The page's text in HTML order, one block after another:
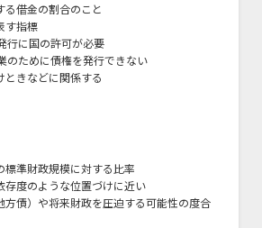
る借金の割合のこと
す指標
行に国の許可が必要
のために債権を発行できない
ときなどに関係する
標準財政規模に対する比率
存度のような位置づけに近い
方債）や将来財政を圧迫する可能性の度合